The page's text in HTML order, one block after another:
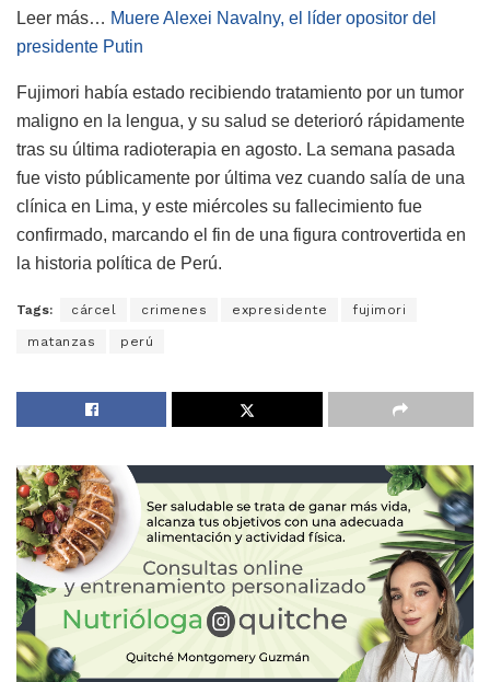
Leer más… Muere Alexei Navalny, el líder opositor del
presidente Putin
Fujimori había estado recibiendo tratamiento por un tumor
maligno en la lengua, y su salud se deterioró rápidamente
tras su última radioterapia en agosto. La semana pasada
fue visto públicamente por última vez cuando salía de una
clínica en Lima, y este miércoles su fallecimiento fue
confirmado, marcando el fin de una figura controvertida en
la historia política de Perú.
Tags: cárcel crimenes expresidente fujimori
matanzas perú